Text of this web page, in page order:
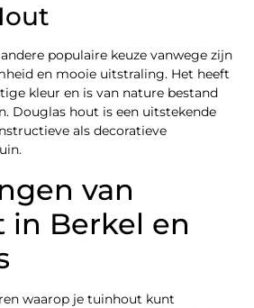
populaire keuze vanwege zijn
en mooie uitstraling. Het heeft
kleur en is van nature bestand
Douglas hout is een uitstekende
als decoratieve
van
in Berkel en
waarop je tuinhout kunt